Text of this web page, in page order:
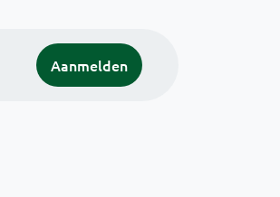
Aanmelden